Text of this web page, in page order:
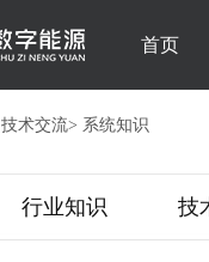
首页
技术交流> 系统知识
行业知识 技